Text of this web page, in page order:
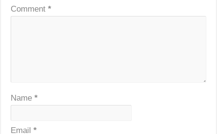
Comment*
Name*
Email*